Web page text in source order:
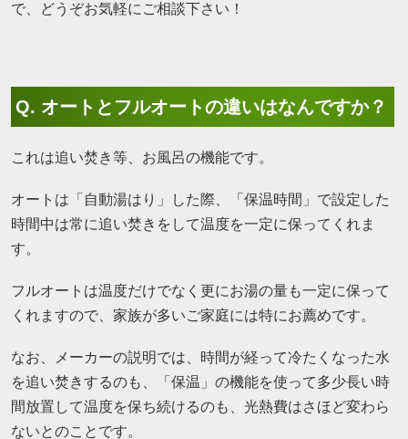
で、どうぞお気軽にご相談下さい！
Q. オートとフルオートの違いはなんですか？
これは追い焚き等、お風呂の機能です。
オートは「自動湯はり」した際、「保温時間」で設定した
時間中は常に追い焚きをして温度を一定に保ってくれま
す。
フルオートは温度だけでなく更にお湯の量も一定に保って
くれますので、家族が多いご家庭には特にお薦めです。
なお、メーカーの説明では、時間が経って冷たくなった水
を追い焚きするのも、「保温」の機能を使って多少長い時
間放置して温度を保ち続けるのも、光熱費はさほど変わら
ないとのことです。